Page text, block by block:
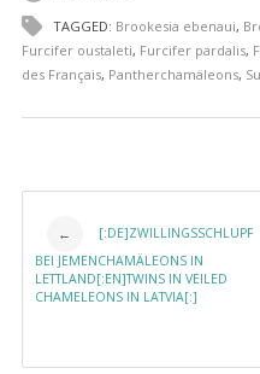
TAGGED: Brookesia ebenaui,
Furcifer oustaleti, Furcifer pardalis,
des Français, Pantherchamäleons,
Post
←
[:DE]ZWILLINGSSCHLUPF
BEI JEMENCHAMÄLEONS IN
LETTLAND[:EN]TWINS IN VEILED
CHAMELEONS IN LATVIA[:]